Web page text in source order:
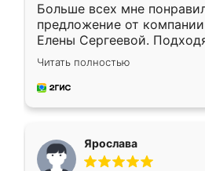
Больше всех мне
предложение от
Елены Сергеевой.
короткие сроки
для замера сотрудник
предложил по моему
Читать полностью
Ярослава